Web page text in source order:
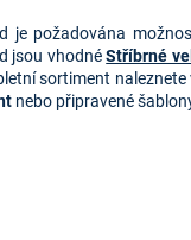
je požadována
jsou vhodnéStříbrné
sortiment
nebo připravené